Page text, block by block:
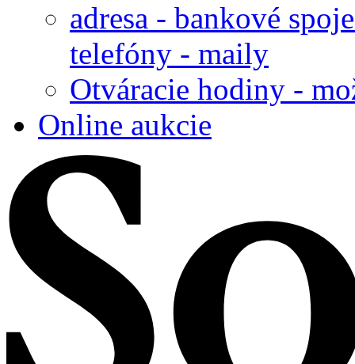
adresa - bankové
telefóny - maily
Otváracie hodiny -
Online aukcie